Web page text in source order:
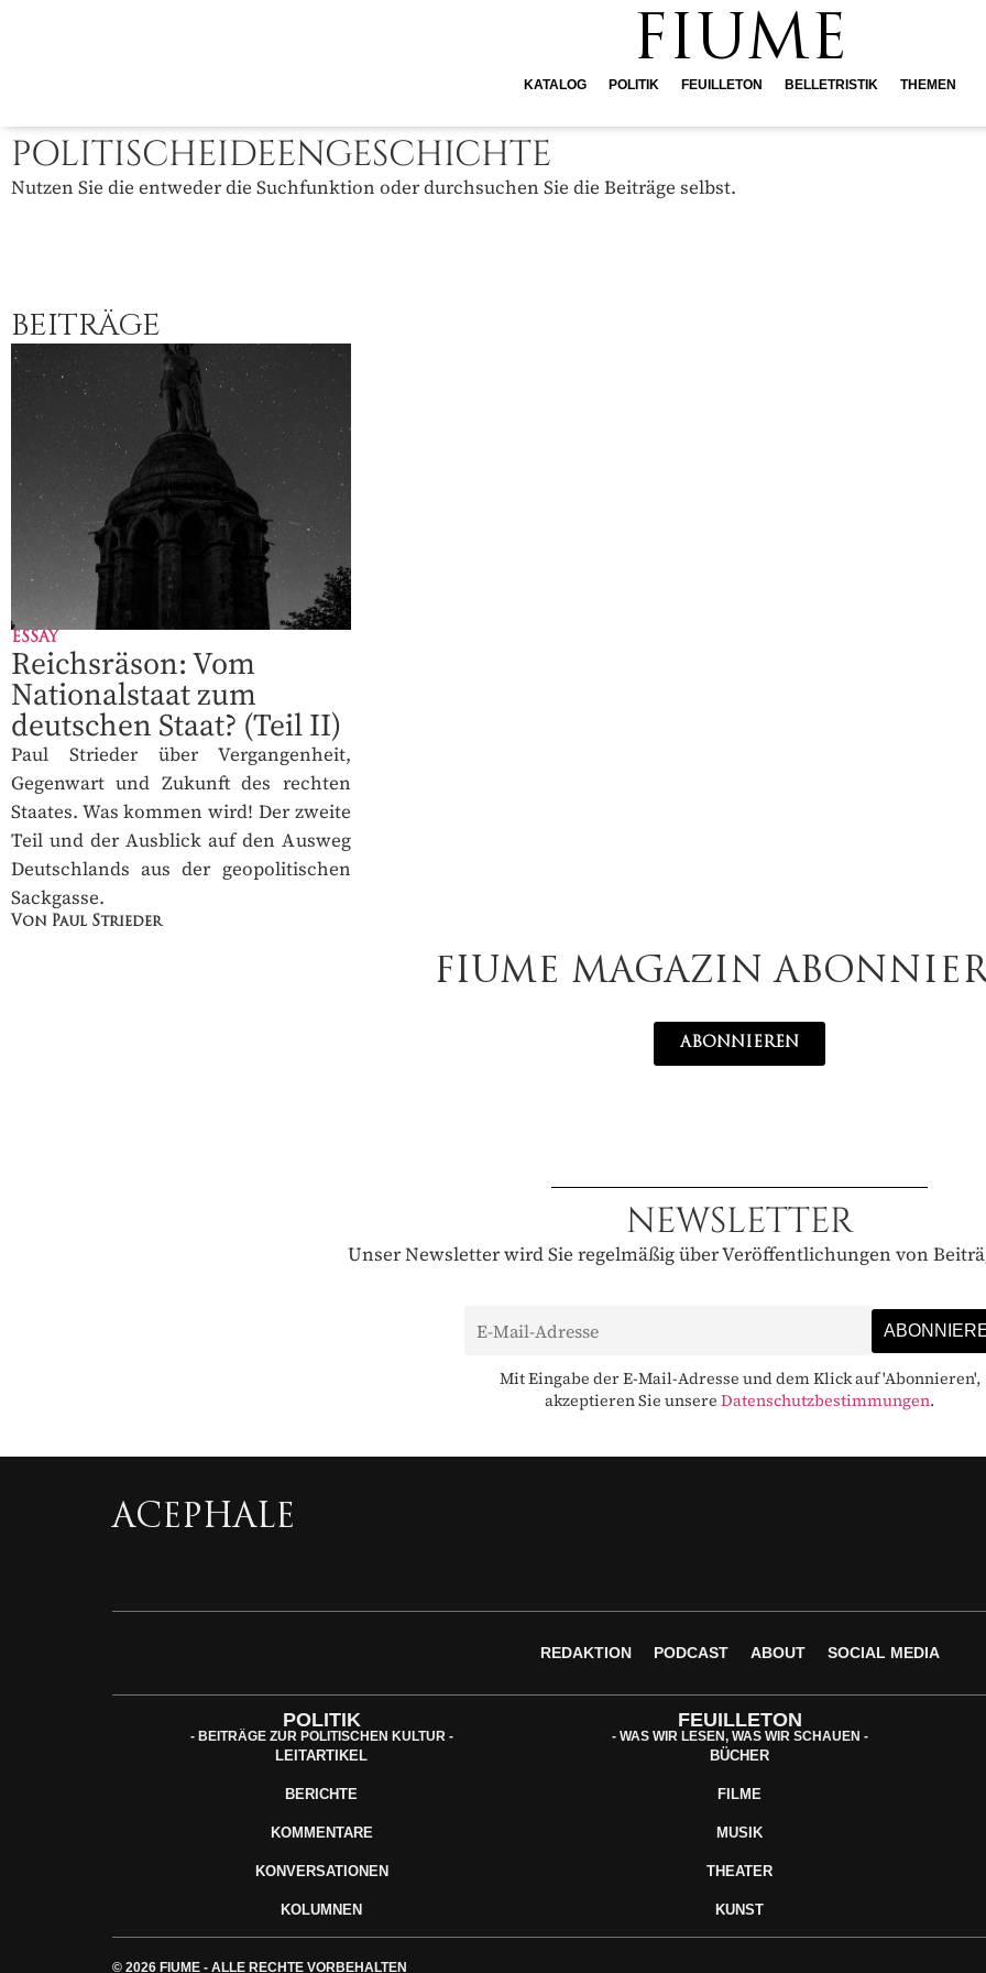
FIUME
KATALOG POLITIK FEUILLETON BELLETRISTIK THEMEN
POLITISCHEIDEENGESCHICHTE
Nutzen Sie die entweder die Suchfunktion oder durchsuchen Sie die Beiträge selbst.
BEITRÄGE
ESSAY
Reichsräson: Vom
Nationalstaat zum
deutschen Staat? (Teil II)
Paul Strieder über Vergangenheit,
Gegenwart und Zukunft des rechten
Staates. Was kommen wird! Der zweite
Teil und der Ausblick auf den Ausweg
Deutschlands aus der geopolitischen
Sackgasse.
Von Paul Strieder
FIUME MAGAZIN
ABONNIEREN
NEWSLETTER
Unser Newsletter wird Sie regelmäßig über Veröffentlichungen von
Mit Eingabe der E-Mail-Adresse und dem Klick auf 'Abonnieren',
akzeptieren Sie unsere Datenschutzbestimmungen.
ACEPHALE
REDAKTION PODCAST ABOUT SOCIAL MEDIA
POLITIK
- BEITRÄGE ZUR POLITISCHEN KULTUR -
LEITARTIKEL
BERICHTE
KOMMENTARE
KONVERSATIONEN
KOLUMNEN
FEUILLETON
- WAS WIR LESEN, WAS WIR SCHAUEN -
BÜCHER
FILME
MUSIK
THEATER
KUNST
© 2026 FIUME - ALLE RECHTE VORBEHALTEN